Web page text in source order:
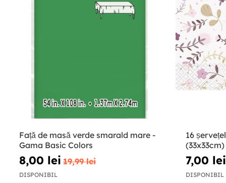
Față de masă verde smarald mare -
Gama Basic Colors
8,00 lei 19,99 lei
DISPONIBIL
16
7,00 lei
DISPONIBIL